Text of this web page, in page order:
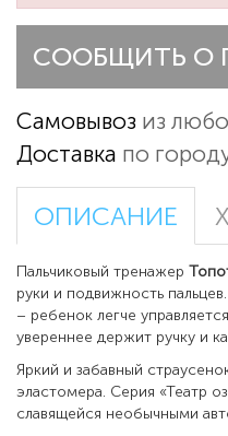
СООБЩИТЬ О
Самовывоз из
Доставка по
ОПИСАНИЕ
Пальчиковый тренажер
руки и подвижность
– ребенок легче
увереннее держит ручку и
Яркий и забавный
эластомера. Серия «Театр
славящейся необычными